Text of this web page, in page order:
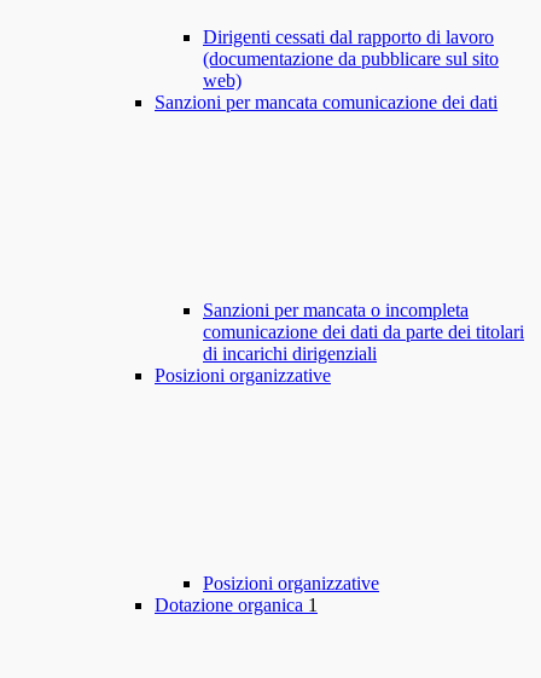
Dirigenti cessati dal rapporto di lavoro
(documentazione da pubblicare sul sito
web)
Sanzioni per mancata comunicazione dei dati
Sanzioni per mancata o incompleta
comunicazione dei dati da parte dei titolari
di incarichi dirigenziali
Posizioni organizzative
Posizioni organizzative
Dotazione organica 1